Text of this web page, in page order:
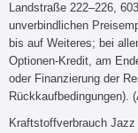
Landstraße 222–226,
unverbindlichen
bis auf Weiteres; bei
Optionen-Kredit, am
oder Finanzierung der
Rückkaufbedingungen).
Kraftstoffverbrauch